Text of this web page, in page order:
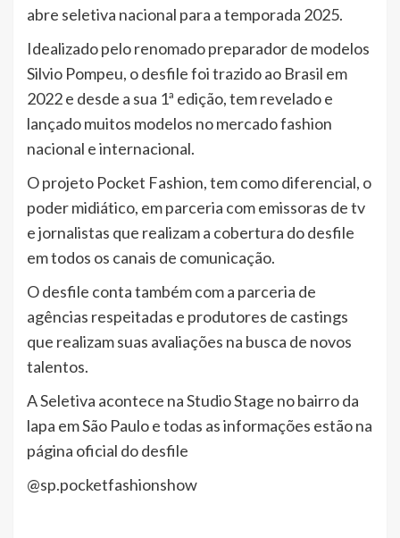
abre seletiva nacional para a temporada 2025.
Idealizado pelo renomado preparador de modelos
Silvio Pompeu, o desfile foi trazido ao Brasil em
2022 e desde a sua 1ª edição, tem revelado e
lançado muitos modelos no mercado fashion
nacional e internacional.
O projeto Pocket Fashion, tem como diferencial, o
poder midiático, em parceria com emissoras de tv
e jornalistas que realizam a cobertura do desfile
em todos os canais de comunicação.
O desfile conta também com a parceria de
agências respeitadas e produtores de castings
que realizam suas avaliações na busca de novos
talentos.
A Seletiva acontece na Studio Stage no bairro da
lapa em São Paulo e todas as informações estão na
página oficial do desfile
@sp.pocketfashionshow